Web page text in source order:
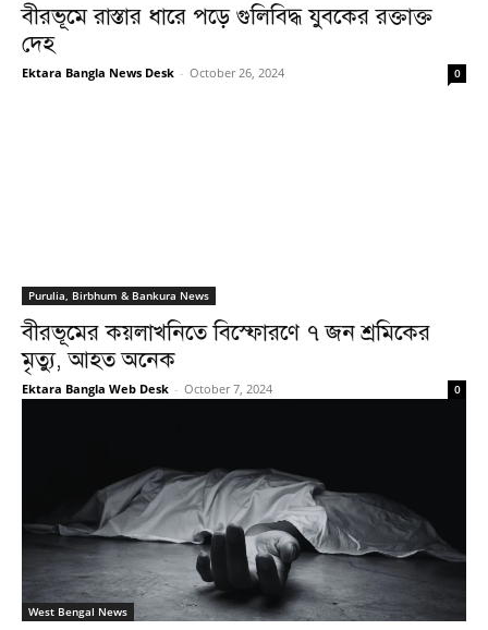
বীরভূমে রাস্তার ধারে পড়ে গুলিবিদ্ধ যুবকের রক্তাক্ত
দেহ
Ektara Bangla News Desk - October 26, 2024 0
Purulia, Birbhum & Bankura News
বীরভূমের কয়লাখনিতে বিস্ফোরণে ৭ জন শ্রমিকের
মৃত্যু, আহত অনেক
Ektara Bangla Web Desk - October 7, 2024 0
West Bengal News